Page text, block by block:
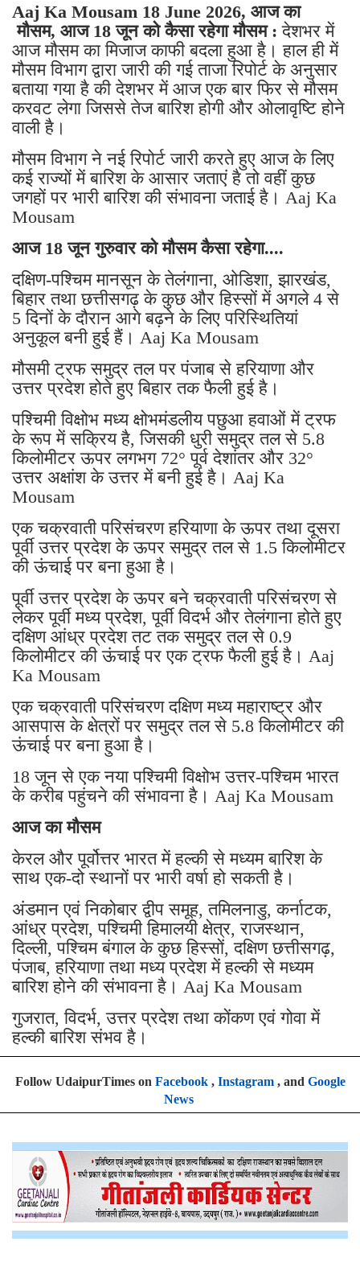
Aaj Ka Mousam 18 June 2026, आज का
मौसम, आज 18 जून को कैसा रहेगा मौसम : देशभर में
आज मौसम का मिजाज काफी बदला हुआ है। हाल ही में
मौसम विभाग द्वारा जारी की गई ताजा रिपोर्ट के अनुसार
बताया गया है की देशभर में आज एक बार फिर से मौसम
करवट लेगा जिससे तेज बारिश होगी और ओलावृष्टि होने
वाली है।
मौसम विभाग ने नई रिपोर्ट जारी करते हुए आज के लिए
कई राज्यों में बारिश के आसार जताएं है तो वहीं कुछ
जगहों पर भारी बारिश की संभावना जताई है। Aaj Ka
Mousam
आज 18 जून गुरुवार को मौसम कैसा रहेगा....
दक्षिण-पश्चिम मानसून के तेलंगाना, ओडिशा, झारखंड,
बिहार तथा छत्तीसगढ़ के कुछ और हिस्सों में अगले 4 से
5 दिनों के दौरान आगे बढ़ने के लिए परिस्थितियां
अनुकूल बनी हुई हैं। Aaj Ka Mousam
मौसमी ट्रफ समुद्र तल पर पंजाब से हरियाणा और
उत्तर प्रदेश होते हुए बिहार तक फैली हुई है।
पश्चिमी विक्षोभ मध्य क्षोभमंडलीय पछुआ हवाओं में ट्रफ
के रूप में सक्रिय है, जिसकी धुरी समुद्र तल से 5.8
किलोमीटर ऊपर लगभग 72° पूर्व देशांतर और 32°
उत्तर अक्षांश के उत्तर में बनी हुई है। Aaj Ka
Mousam
एक चक्रवाती परिसंचरण हरियाणा के ऊपर तथा दूसरा
पूर्वी उत्तर प्रदेश के ऊपर समुद्र तल से 1.5 किलोमीटर
की ऊंचाई पर बना हुआ है।
पूर्वी उत्तर प्रदेश के ऊपर बने चक्रवाती परिसंचरण से
लेकर पूर्वी मध्य प्रदेश, पूर्वी विदर्भ और तेलंगाना होते हुए
दक्षिण आंध्र प्रदेश तट तक समुद्र तल से 0.9
किलोमीटर की ऊंचाई पर एक ट्रफ फैली हुई है। Aaj
Ka Mousam
एक चक्रवाती परिसंचरण दक्षिण मध्य महाराष्ट्र और
आसपास के क्षेत्रों पर समुद्र तल से 5.8 किलोमीटर की
ऊंचाई पर बना हुआ है।
18 जून से एक नया पश्चिमी विक्षोभ उत्तर-पश्चिम भारत
के करीब पहुंचने की संभावना है। Aaj Ka Mousam
आज का मौसम
केरल और पूर्वोत्तर भारत में हल्की से मध्यम बारिश के
साथ एक-दो स्थानों पर भारी वर्षा हो सकती है।
अंडमान एवं निकोबार द्वीप समूह, तमिलनाडु, कर्नाटक,
आंध्र प्रदेश, पश्चिमी हिमालयी क्षेत्र, राजस्थान,
दिल्ली, पश्चिम बंगाल के कुछ हिस्सों, दक्षिण छत्तीसगढ़,
पंजाब, हरियाणा तथा मध्य प्रदेश में हल्की से मध्यम
बारिश होने की संभावना है। Aaj Ka Mousam
गुजरात, विदर्भ, उत्तर प्रदेश तथा कोंकण एवं गोवा में
हल्की बारिश संभव है।
Follow UdaipurTimes on Facebook, Instagram, and Google
News